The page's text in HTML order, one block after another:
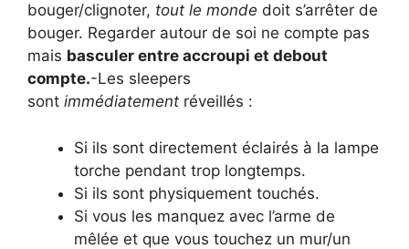
bouger/clignoter, tout le monde doit s’arrêter de
bouger. Regarder autour de soi ne compte pas
mais basculer entre accroupi et debout
compte.-Les sleepers
sont immédiatement réveillés :
Si ils sont directement éclairés à la lampe
torche pendant trop longtemps.
Si ils sont physiquement touchés.
Si vous les manquez avec l’arme de
mêlée et que vous touchez un mur/un